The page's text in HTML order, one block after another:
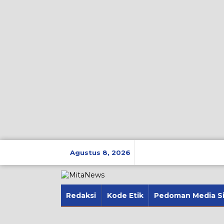
Agustus 8, 2026
Redaksi Kode Etik Pedoman Media